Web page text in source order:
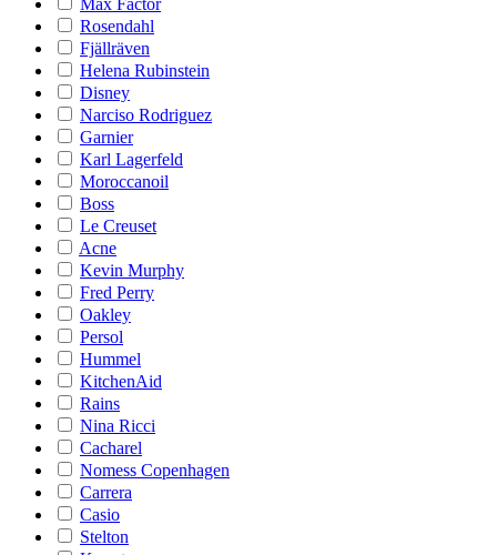
Max Factor
Rosendahl
Fjällräven
Helena Rubinstein
Disney
Narciso Rodriguez
Garnier
Karl Lagerfeld
Moroccanoil
Boss
Le Creuset
Acne
Kevin Murphy
Fred Perry
Oakley
Persol
Hummel
KitchenAid
Rains
Nina Ricci
Cacharel
Nomess Copenhagen
Carrera
Casio
Stelton